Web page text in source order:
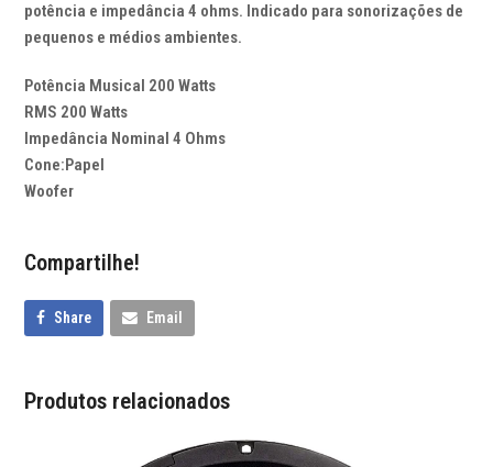
potência e impedância 4 ohms. Indicado para sonorizações de
pequenos e médios ambientes.
Potência Musical 200 Watts
RMS 200 Watts
Impedância Nominal 4 Ohms
Cone:Papel
Woofer
Compartilhe!
Share Email
Produtos relacionados